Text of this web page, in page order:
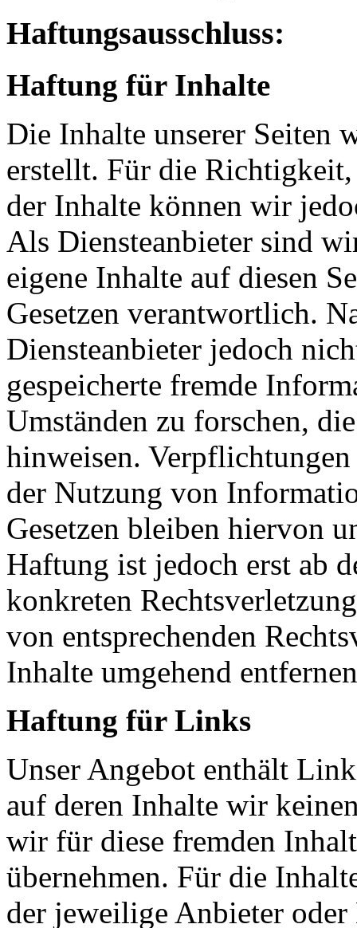
Haftungsausschluss:
Haftung für Inhalte
Die Inhalte unserer Seiten
erstellt. Für die
der Inhalte können wir
Als Diensteanbieter sind
eigene Inhalte auf diesen
Gesetzen verantwortlich.
Diensteanbieter jedoch
gespeicherte fremde
Umständen zu forschen,
hinweisen.
der Nutzung von
Gesetzen bleiben hiervon
Haftung ist jedoch erst ab
konkreten
von entsprechenden
Inhalte umgehend
Haftung für Links
Unser Angebot enthält
auf deren Inhalte wir
wir für diese fremden
übernehmen. Für die
der jeweilige Anbieter oder